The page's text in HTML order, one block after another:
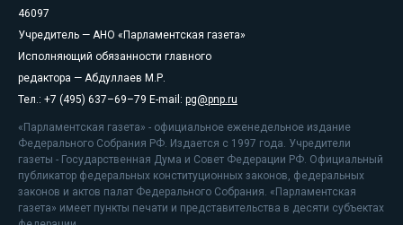
46097
Учредитель — АНО «Парламентская газета»
Исполняющий обязанности главного
редактора — Абдуллаев М.Р.
Тел.: +7 (495) 637–69–79 E-mail: pg@pnp.ru
«Парламентская газета» - официальное еженедельное издание
Федерального Собрания РФ. Издается с 1997 года. Учредители
газеты - Государственная Дума и Совет Федерации РФ. Официальный
публикатор федеральных конституционных законов, федеральных
законов и актов палат Федерального Собрания. «Парламентская
газета» имеет пункты печати и представительства в десяти субъектах